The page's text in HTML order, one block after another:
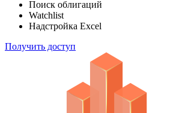
Поиск облигаций
Watchlist
Надстройка Excel
Получить доступ